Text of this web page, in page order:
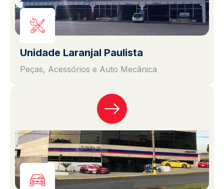
Unidade Laranjal Paulista
Peças, Acessórios e Auto Mecânica